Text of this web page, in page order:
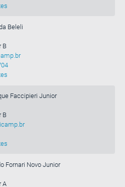
Beleli
B
Faccipieri Junior
B
Fornari Novo Junior
A